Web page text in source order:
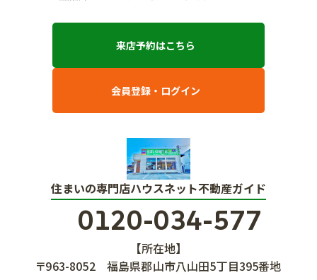
来店予約はこちら
会員登録・ログイン
住まいの専門店ハウスネット不動産ガイド
0120-034-577
【所在地】
〒963-8052
福島県郡山市八山田5丁目395番地